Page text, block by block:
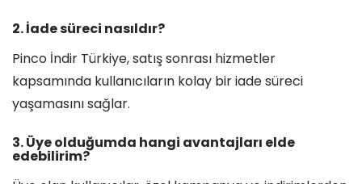
2. İade süreci nasıldır?
Pinco İndir Türkiye, satış sonrası hizmetler
kapsamında kullanıcıların kolay bir iade süreci
yaşamasını sağlar.
3. Üye olduğumda hangi avantajları elde
edebilirim?